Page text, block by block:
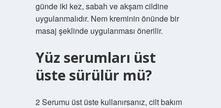
günde iki kez, sabah ve akşam cildine
uygulanmalıdır. Nem kreminin önünde bir
masaj şeklinde uygulanması önerilir.
Yüz serumları üst
üste sürülür mü?
2 Serumu üst üste kullanırsanız, cilt bakım